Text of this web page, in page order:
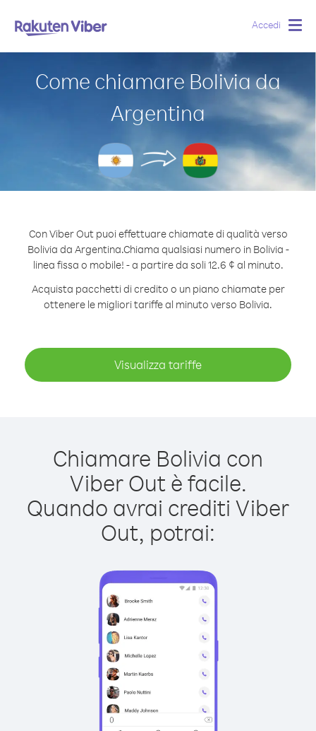
Accedi
Come chiamare Bolivia da
Argentina
Con Viber Out puoi effettuare chiamate di qualità verso
Bolivia da Argentina.Chiama qualsiasi numero in Bolivia -
linea fissa o mobile! - a partire da soli 12.6 ¢ al minuto.
Acquista pacchetti di credito o un piano chiamate per
ottenere le migliori tariffe al minuto verso Bolivia.
Visualizza tariffe
Chiamare Bolivia con
Viber Out è facile.
Quando avrai crediti Viber
Out, potrai: